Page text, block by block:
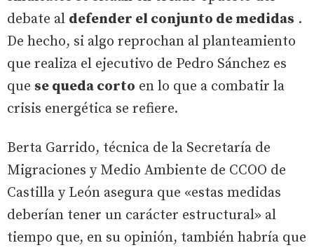
debate al defender el conjunto de medidas .
De hecho, si algo reprochan al planteamiento
que realiza el ejecutivo de Pedro Sánchez es
que se queda corto en lo que a combatir la
crisis energética se refiere.
Berta Garrido, técnica de la Secretaría de
Migraciones y Medio Ambiente de CCOO de
Castilla y León asegura que «estas medidas
deberían tener un carácter estructural» al
tiempo que, en su opinión, también habría que